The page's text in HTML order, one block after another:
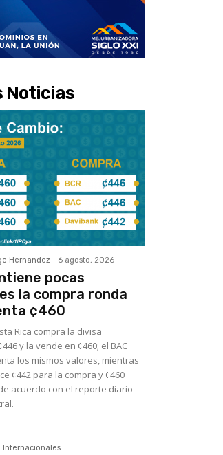
Noticias
Hernandez - 6 agosto, 2026
pocas
la compra ronda
¢460
Rica compra la divisa
y la vende en ¢460; el BAC
los mismos valores, mientras
¢442 para la compra y ¢460
acuerdo con el reporte diario
Internacionales